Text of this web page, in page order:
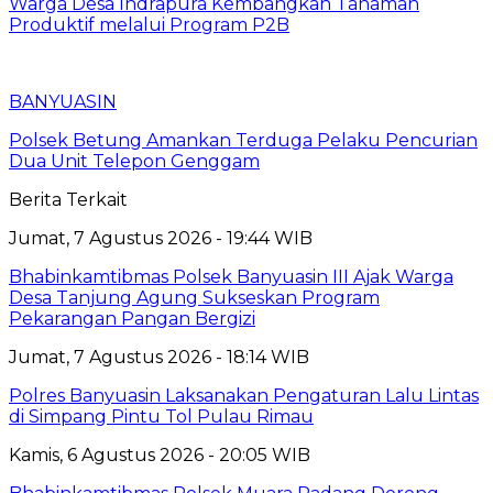
Produktif melalui Program P2B
BANYUASIN
Polsek Betung Amankan Terduga Pelaku Pencurian
Dua Unit Telepon Genggam
Berita Terkait
Jumat, 7 Agustus 2026 - 19:44 WIB
Bhabinkamtibmas Polsek Banyuasin III Ajak Warga
Desa Tanjung Agung Sukseskan Program
Pekarangan Pangan Bergizi
Jumat, 7 Agustus 2026 - 18:14 WIB
Polres Banyuasin Laksanakan Pengaturan Lalu Lintas
di Simpang Pintu Tol Pulau Rimau
Kamis, 6 Agustus 2026 - 20:05 WIB